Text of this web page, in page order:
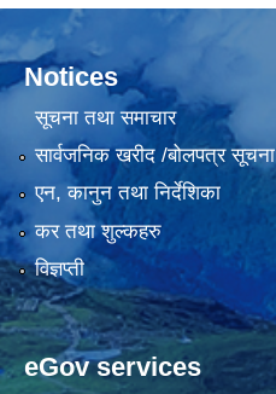
Notices
सूचना तथा समाचार
सार्वजनिक खरीद /बोलपत्र सूचना
एन, कानुन तथा निर्देशिका
कर तथा शुल्कहरु
विज्ञप्ती
eGov services